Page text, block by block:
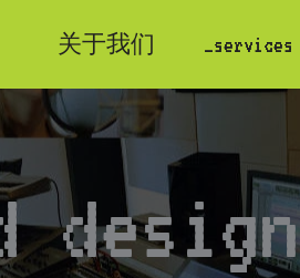
关于我们 _services
design